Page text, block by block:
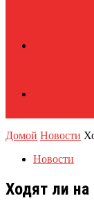
Домой Новости
Новости
Ходят ли